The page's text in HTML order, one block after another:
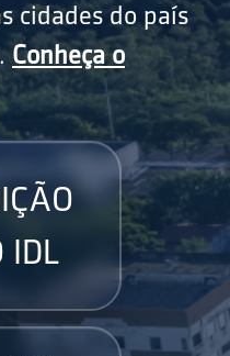
cidades do país
Conheça o
IDL